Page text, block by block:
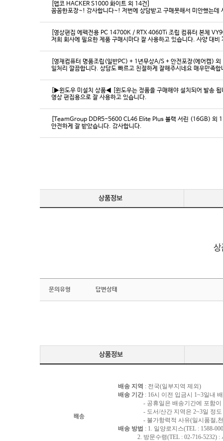
[앱코 HACKER S1000 화이트 외 14건]
꼼꼼한포장~! 감사합니다~! 저번에 상담받고 구매못해서 미안했는
[영상편집 에펙전용 PC 14700K / RTX 4060Ti 조립 컴퓨터 본체
[영재컴퓨터 명품조립(일반PC) + 1년무상A/S + 안전포장(에어캡)
일처리 깔끔합니다. 상담도 빠르고 친절하게 잘해주시네요 매우만족
[▶윈도우 미설치 상품◀ [윈도우는 정품을 구매해야 설치되어 발송
영상 편집용으로 잘 사용하고 있습니다.
[TeamGroup DDR5-5600 CL46 Elite Plus 블랙 서린 (16GB) 외
안전하게 잘 받았습니다. 감사합니다.
문의유형 답변상태
배송
배송 지역 : 전국(일부지역 제외)
배송 기간 : 16시 이전 입금시 1~3일내
- 공휴일은 배송기간에 포함이
- 도서/산간 지역은 2~3일 정도
- 불가항력적 사유(일시품절,천재
배송 방법 : 1. 일양로지스(TEL : 1588-
2. 방문수령(TEL : 02-716-5232) :